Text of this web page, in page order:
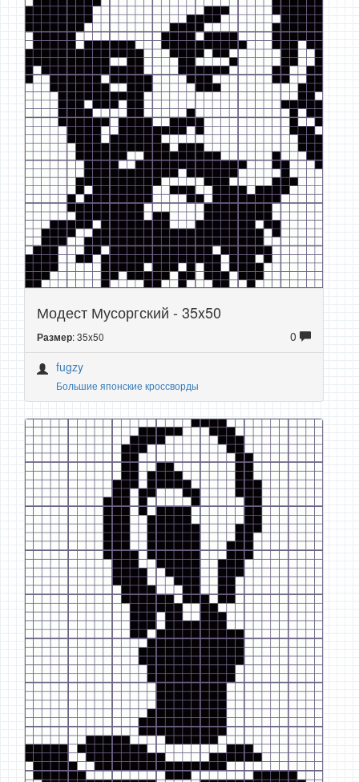
Модест Мусоргский - 35x50
Размер: 35x50
0
fugzy
Большие японские кроссворды